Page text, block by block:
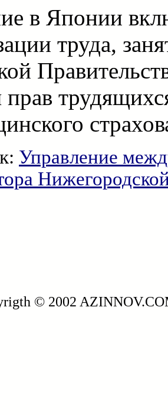
в Японии
труда,
Управление
© 2002